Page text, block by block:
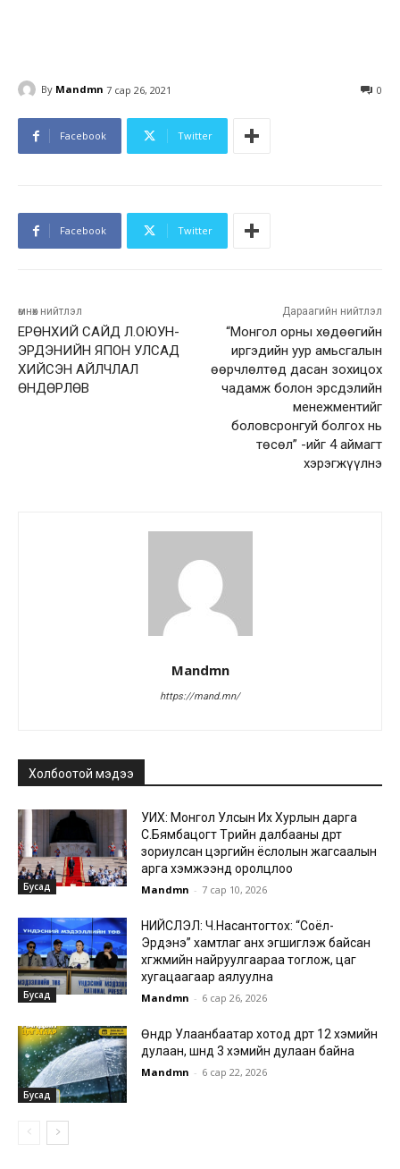
By Mandmn 7 сар 26, 2021 0
Facebook Twitter
Facebook Twitter
өмнөх нийтлэл
ЕРӨНХИЙ САЙД Л.ОЮУН-
ЭРДЭНИЙН ЯПОН УЛСАД
ХИЙСЭН АЙЛЧЛАЛ
ӨНДӨРЛӨВ
Дараагийн нийтлэл
“Монгол орны хөдөөгийн
иргэдийн уур амьсгалын
өөрчлөлтөд дасан зохицох
чадамж болон эрсдэлийн
менежментийг
боловсронгуй болгох нь
төсөл” -ийг 4 аймагт
хэрэгжүүлнэ
Mandmn
https://mand.mn/
Холбоотой мэдээ
Бусад
УИХ: Монгол Улсын Их Хурлын дарга
С.Бямбацогт Төрийн далбааны өдөрт
зориулсан цэргийн ёслолын жагсаалын
арга хэмжээнд оролцлоо
Mandmn - 7 сар 10, 2026
Бусад
НИЙСЛЭЛ: Ч.Насантогтох: “Соёл-
Эрдэнэ” хамтлаг анх эгшиглэж байсан
хөгжмийн найруулгаараа тоглож, цаг
хугацаагаар аялуулна
Mandmn - 6 сар 26, 2026
Бусад
Өнөөдөр Улаанбаатар хотод өдөртөө 12 хэмийн
дулаан, шөнөдөө 3 хэмийн дулаан байна
Mandmn - 6 сар 22, 2026